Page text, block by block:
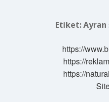
Etiket:Ayran
https://
https://
https://